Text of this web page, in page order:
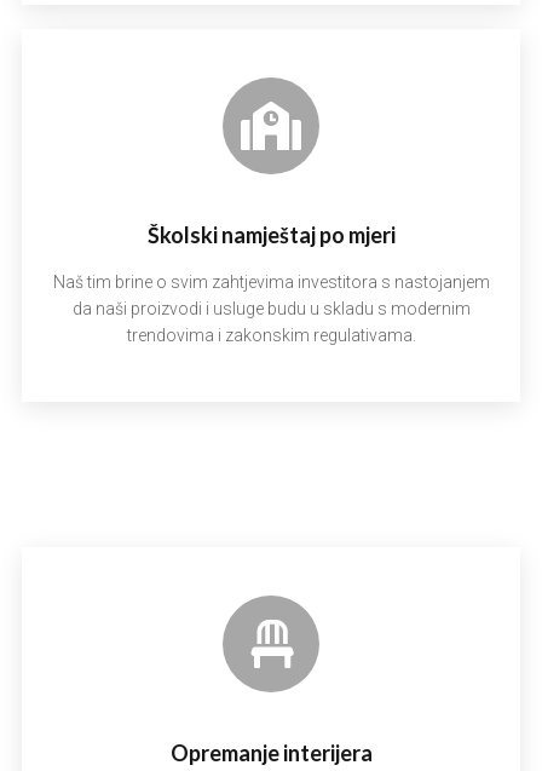
Školski namještaj po mjeri
Naš tim brine o svim zahtjevima investitora s nastojanjem
da naši proizvodi i usluge budu u skladu s modernim
trendovima i zakonskim regulativama.
Opremanje interijera